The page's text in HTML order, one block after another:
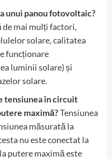
unui panou fotovoltaic?
de mai mulți factori,
solare, calitatea
funcționare
luminii solare) și
solare.
tensiunea în circuit
maximă?Tensiunea
măsurată la
nu este conectat la
putere maximă este